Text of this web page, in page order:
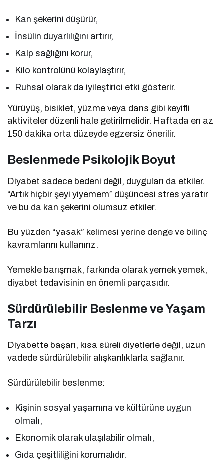
Kan şekerini düşürür,
İnsülin duyarlılığını artırır,
Kalp sağlığını korur,
Kilo kontrolünü kolaylaştırır,
Ruhsal olarak da iyileştirici etki gösterir.
Yürüyüş, bisiklet, yüzme veya dans gibi keyifli
aktiviteler düzenli hale getirilmelidir. Haftada en az
150 dakika orta düzeyde egzersiz önerilir.
Beslenmede Psikolojik Boyut
Diyabet sadece bedeni değil, duyguları da etkiler.
“Artık hiçbir şeyi yiyemem” düşüncesi stres yaratır
ve bu da kan şekerini olumsuz etkiler.
Bu yüzden “yasak” kelimesi yerine denge ve bilinç
kavramlarını kullanırız.
Yemekle barışmak, farkında olarak yemek yemek,
diyabet tedavisinin en önemli parçasıdır.
Sürdürülebilir Beslenme ve Yaşam
Tarzı
Diyabette başarı, kısa süreli diyetlerle değil, uzun
vadede sürdürülebilir alışkanlıklarla sağlanır.
Sürdürülebilir beslenme:
Kişinin sosyal yaşamına ve kültürüne uygun
olmalı,
Ekonomik olarak ulaşılabilir olmalı,
Gıda çeşitliliğini korumalıdır.